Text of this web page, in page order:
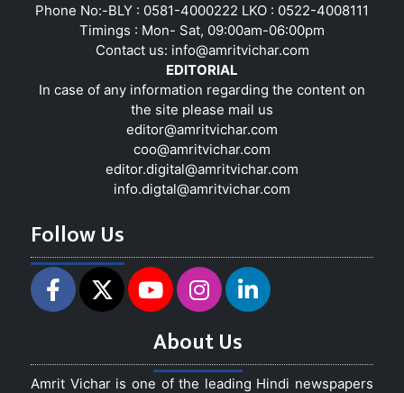
Phone No:-BLY : 0581-4000222 LKO : 0522-4008111
Timings : Mon- Sat, 09:00am-06:00pm
Contact us: info@amritvichar.com
EDITORIAL
In case of any information regarding the content on
the site please mail us
editor@amritvichar.com
coo@amritvichar.com
editor.digital@amritvichar.com
info.digtal@amritvichar.com
Follow Us
About Us
Amrit Vichar is one of the leading Hindi newspapers